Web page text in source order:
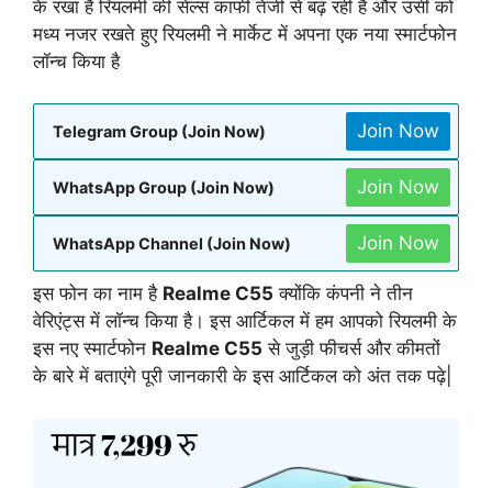
के रखा है रियलमी की सेल्स काफी तेजी से बढ़ रही है और उसी को
मध्य नजर रखते हुए रियलमी ने मार्केट में अपना एक नया स्मार्टफोन
लॉन्च किया है
Telegram Group (Join Now) Join Now
WhatsApp Group (Join Now) Join Now
WhatsApp Channel (Join Now) Join Now
इस फोन का नाम है Realme C55 क्योंकि कंपनी ने तीन
वेरिएंट्स में लॉन्च किया है। इस आर्टिकल में हम आपको रियलमी के
इस नए स्मार्टफोन Realme C55 से जुड़ी फीचर्स और कीमतों
के बारे में बताएंगे पूरी जानकारी के इस आर्टिकल को अंत तक पढ़े|